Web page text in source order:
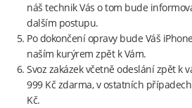
náš technik Vás o tom bude
dalším postupu.
Po dokončení opravy bude Váš
naším kurýrem zpět k Vám.
Svoz zakázek včetně odeslání zpět k
999 Kč zdarma, v ostatních
Kč.